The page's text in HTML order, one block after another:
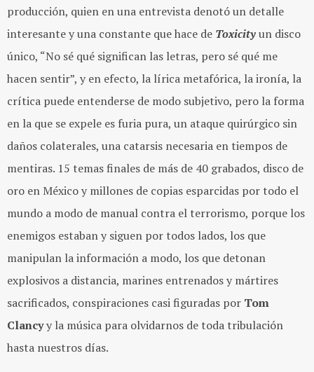
producción, quien en una entrevista denotó un detalle
interesante y una constante que hace de Toxicityun disco
único, “No sé qué significan las letras, pero sé qué me
hacen sentir”, y en efecto, la lírica metafórica, la ironía, la
crítica puede entenderse de modo subjetivo, pero la forma
en la que se expele es furia pura, un ataque quirúrgico sin
daños colaterales, una catarsis necesaria en tiempos de
mentiras. 15 temas finales de más de 40 grabados, disco de
oro en México y millones de copias esparcidas por todo el
mundo a modo de manual contra el terrorismo, porque los
enemigos estaban y siguen por todos lados, los que
manipulan la información a modo, los que detonan
explosivos a distancia, marines entrenados y mártires
sacrificados, conspiraciones casi figuradas por Tom
Clancyy la música para olvidarnos de toda tribulación
hasta nuestros días.